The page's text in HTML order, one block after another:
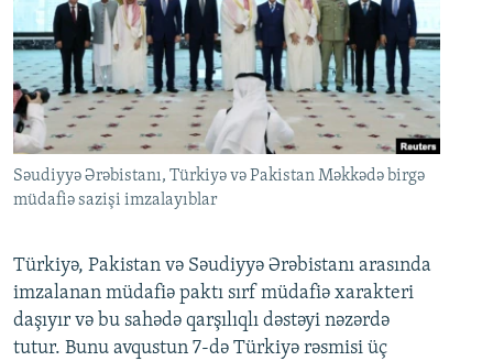
Səudiyyə Ərəbistanı, Türkiyə və Pakistan Məkkədə birgə
müdafiə sazişi imzalayıblar
Türkiyə, Pakistan və Səudiyyə Ərəbistanı arasında
imzalanan müdafiə paktı sırf müdafiə xarakteri
daşıyır və bu sahədə qarşılıqlı dəstəyi nəzərdə
tutur. Bunu avqustun 7-də Türkiyə rəsmisi üç